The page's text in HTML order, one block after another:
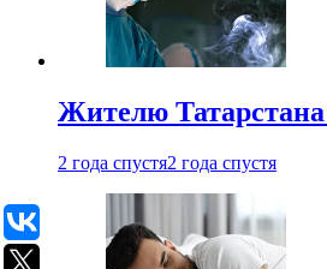
Жителю
2 года спустя2 года спустя